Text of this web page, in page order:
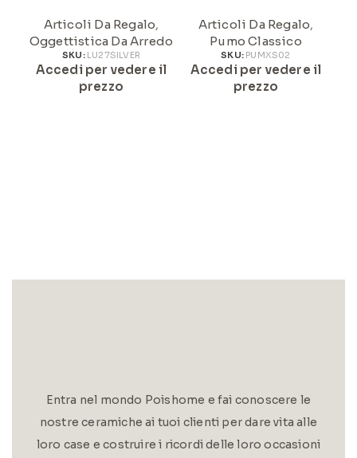
Articoli Da Regalo,
Oggettistica Da Arredo
SKU: LU27SILVER
Accedi per vedere il
prezzo
Articoli Da Regalo,
Pumo Classico
SKU: PUMXS02
Accedi per vedere il
prezzo
Entra nel mondo Poishome e fai conoscere le
nostre ceramiche ai tuoi clienti per dare vita alle
loro case e costruire i ricordi delle loro occasioni